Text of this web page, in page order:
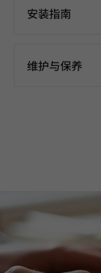
安装指南
维护与保养